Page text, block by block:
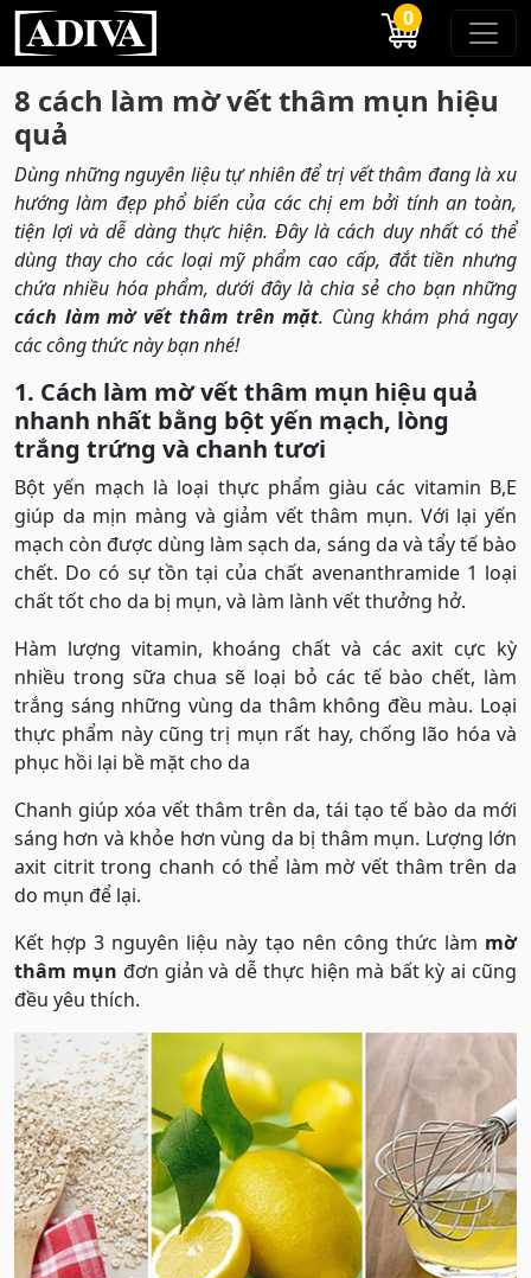
0
8 cách làm mờ vết thâm mụn hiệu
quả
Dùng những nguyên liệu tự nhiên để trị vết thâm đang là xu
hướng làm đẹp phổ biến của các chị em bởi tính an toàn,
tiện lợi và dễ dàng thực hiện. Đây là cách duy nhất có thể
dùng thay cho các loại mỹ phẩm cao cấp, đắt tiền nhưng
chứa nhiều hóa phẩm, dưới đây là chia sẻ cho bạn những
cách làm mờ vết thâm trên mặt. Cùng khám phá ngay
các công thức này bạn nhé!
1. Cách làm mờ vết thâm mụn hiệu quả
nhanh nhất bằng bột yến mạch, lòng
trắng trứng và chanh tươi
Bột yến mạch là loại thực phẩm giàu các vitamin B,E
giúp da mịn màng và giảm vết thâm mụn. Với lại yến
mạch còn được dùng làm sạch da, sáng da và tẩy tế bào
chết. Do có sự tồn tại của chất avenanthramide 1 loại
chất tốt cho da bị mụn, và làm lành vết thưởng hở.
Hàm lượng vitamin, khoáng chất và các axit cực kỳ
nhiều trong sữa chua sẽ loại bỏ các tế bào chết, làm
trắng sáng những vùng da thâm không đều màu. Loại
thực phẩm này cũng trị mụn rất hay, chống lão hóa và
phục hồi lại bề mặt cho da
Chanh giúp xóa vết thâm trên da, tái tạo tế bào da mới
sáng hơn và khỏe hơn vùng da bị thâm mụn. Lượng lớn
axit citrit trong chanh có thể làm mờ vết thâm trên da
do mụn để lại.
Kết hợp 3 nguyên liệu này tạo nên công thức làm mờ
thâm mụn đơn giản và dễ thực hiện mà bất kỳ ai cũng
đều yêu thích.